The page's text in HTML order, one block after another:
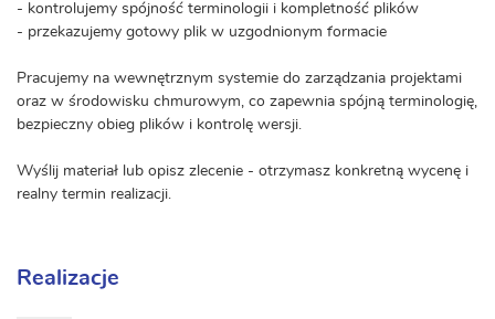
- kontrolujemy spójność terminologii i kompletność plików
- przekazujemy gotowy plik w uzgodnionym formacie
Pracujemy na wewnętrznym systemie do zarządzania projektami
oraz w środowisku chmurowym, co zapewnia spójną terminologię,
bezpieczny obieg plików i kontrolę wersji.
Wyślij materiał lub opisz zlecenie - otrzymasz konkretną wycenę i
realny termin realizacji.
Realizacje